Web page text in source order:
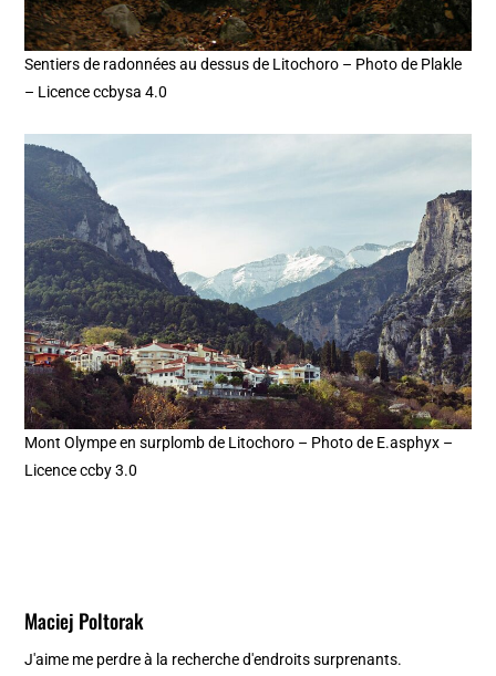
Sentiers de radonnées au dessus de Litochoro – Photo de Plakle
– Licence ccbysa 4.0
Mont Olympe en surplomb de Litochoro – Photo de E.asphyx –
Licence ccby 3.0
Maciej Poltorak
J'aime me perdre à la recherche d'endroits surprenants.